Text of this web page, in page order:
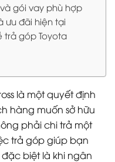
gói vay phù hợp
ưu đãi hiện tại
trả góp Toyota
là một quyết định
hàng muốn sở hữu
phải chi trả một
trả góp giúp bạn
biệt là khi ngân